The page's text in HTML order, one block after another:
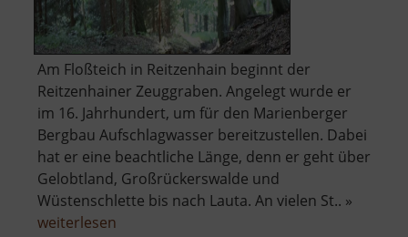
Am Floßteich in Reitzenhain beginnt der
Reitzenhainer Zeuggraben. Angelegt wurde er
im 16. Jahrhundert, um für den Marienberger
Bergbau Aufschlagwasser bereitzustellen. Dabei
hat er eine beachtliche Länge, denn er geht über
Gelobtland, Großrückerswalde und
Wüstenschlette bis nach Lauta. An vielen St.. »
weiterlesen